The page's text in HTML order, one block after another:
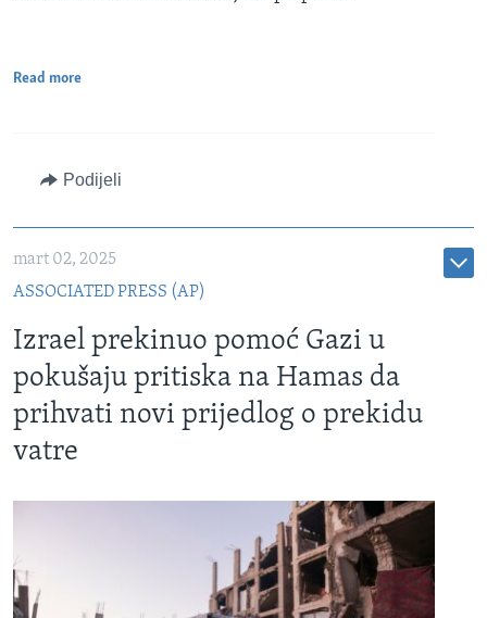
Read more
Podijeli
mart 02, 2025
ASSOCIATED PRESS (AP)
Izrael prekinuo pomoć Gazi u
pokušaju pritiska na Hamas da
prihvati novi prijedlog o prekidu
vatre